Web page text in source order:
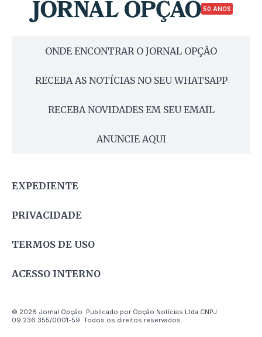
50 ANOS
ONDE ENCONTRAR O JORNAL OPÇÃO
RECEBA AS NOTÍCIAS NO SEU WHATSAPP
RECEBA NOVIDADES EM SEU EMAIL
ANUNCIE AQUI
EXPEDIENTE
PRIVACIDADE
TERMOS DE USO
ACESSO INTERNO
© 2026 Jornal Opção. Publicado por Opção Notícias Ltda CNPJ
09.236.355/0001-59. Todos os direitos reservados.